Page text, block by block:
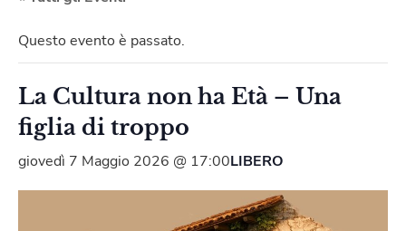
Questo evento è passato.
La Cultura non ha Età – Una
figlia di troppo
giovedì 7 Maggio 2026 @ 17:00LIBERO